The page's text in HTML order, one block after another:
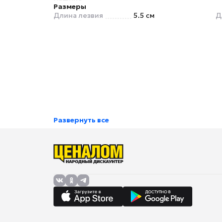
Размеры
Длина лезвия
5.5 см
Развернуть все